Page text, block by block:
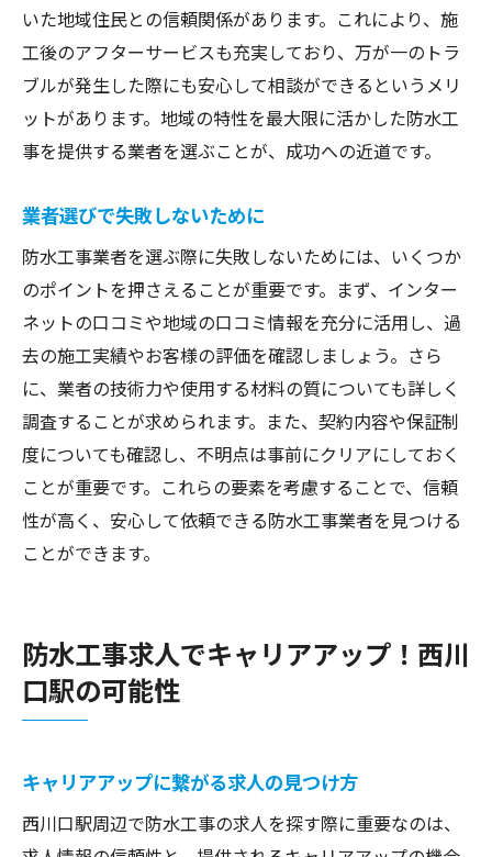
いた地域住民との信頼関係があります。これにより、施
工後のアフターサービスも充実しており、万が一のトラ
ブルが発生した際にも安心して相談ができるというメリ
ットがあります。地域の特性を最大限に活かした防水工
事を提供する業者を選ぶことが、成功への近道です。
業者選びで失敗しないために
防水工事業者を選ぶ際に失敗しないためには、いくつか
のポイントを押さえることが重要です。まず、インター
ネットの口コミや地域の口コミ情報を充分に活用し、過
去の施工実績やお客様の評価を確認しましょう。さら
に、業者の技術力や使用する材料の質についても詳しく
調査することが求められます。また、契約内容や保証制
度についても確認し、不明点は事前にクリアにしておく
ことが重要です。これらの要素を考慮することで、信頼
性が高く、安心して依頼できる防水工事業者を見つける
ことができます。
防水工事求人でキャリアアップ！西川
口駅の可能性
キャリアアップに繋がる求人の見つけ方
西川口駅周辺で防水工事の求人を探す際に重要なのは、